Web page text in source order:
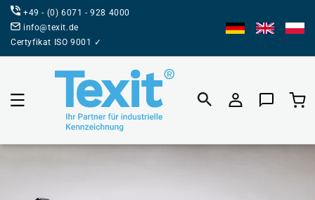
BEZPOŚREDNIO
DO TREŚCI
+49 - (0) 6071 - 928 4000
info@texit.de
Certyfikat ISO 9001 ✓
Koszyk